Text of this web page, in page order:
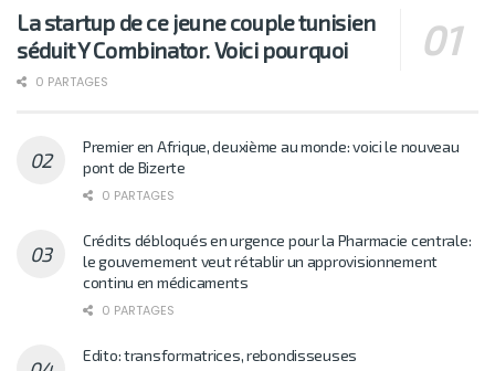
La startup de ce jeune couple tunisien
séduit Y Combinator. Voici pourquoi
0 PARTAGES
Premier en Afrique, deuxième au monde: voici le nouveau
pont de Bizerte
0 PARTAGES
Crédits débloqués en urgence pour la Pharmacie centrale:
le gouvernement veut rétablir un approvisionnement
continu en médicaments
0 PARTAGES
Edito: transformatrices, rebondisseuses